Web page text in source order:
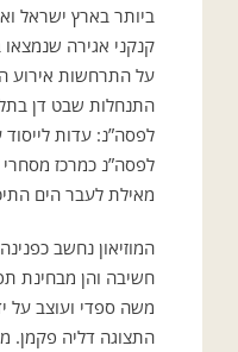
ביותר בארץ ישראל
קנקני אגירה
על התרחשות אירוע
התנחלות שבט דן
לפסה”נ: עדות
לפסה”נ כמרכז
מאילת לעבר הים
המוזיאון נחשב
חשיבה והן מבחינת
משה ספדי ועוצב על
התצוגה דליה פקמן.